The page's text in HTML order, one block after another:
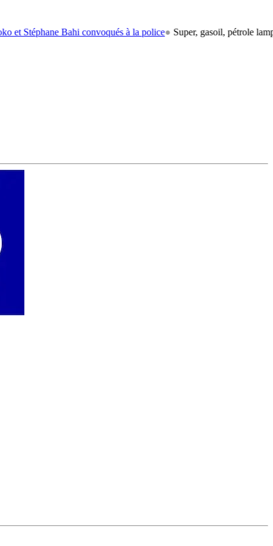
Bahi convoqués à la police● Super, gasoil, pétrole lampant: le